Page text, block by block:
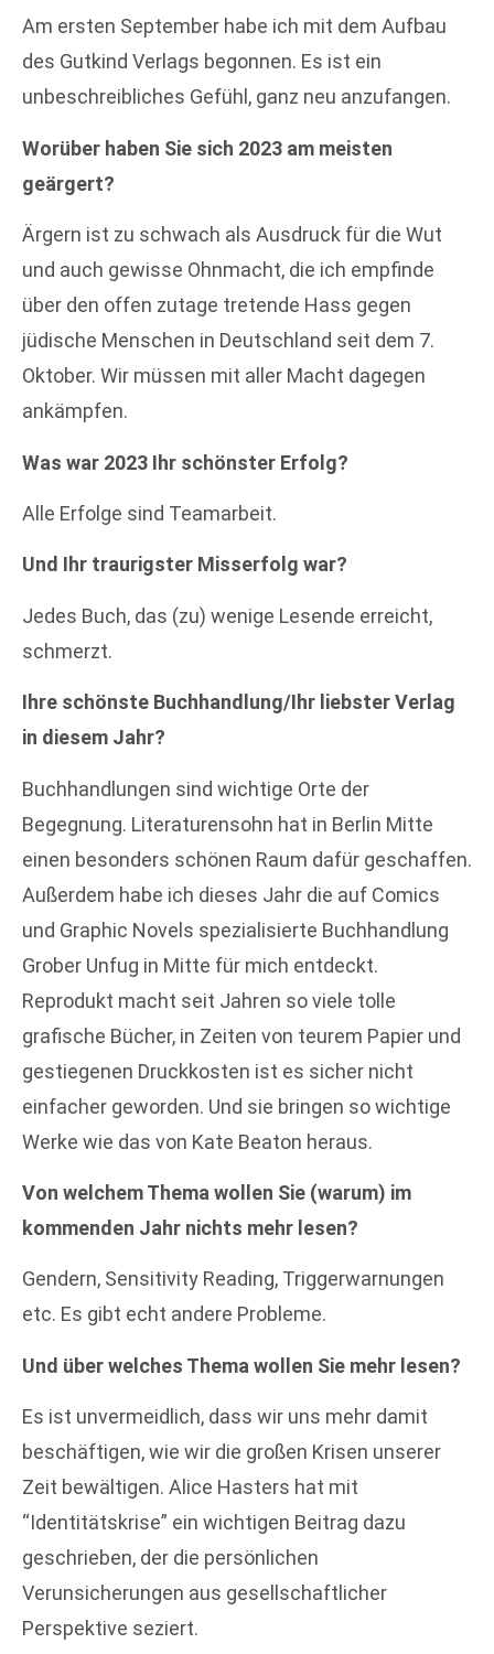
Am ersten September habe ich mit dem Aufbau
des Gutkind Verlags begonnen. Es ist ein
unbeschreibliches Gefühl, ganz neu anzufangen.
Worüber haben Sie sich 2023 am meisten
geärgert?
Ärgern ist zu schwach als Ausdruck für die Wut
und auch gewisse Ohnmacht, die ich empfinde
über den offen zutage tretende Hass gegen
jüdische Menschen in Deutschland seit dem 7.
Oktober. Wir müssen mit aller Macht dagegen
ankämpfen.
Was war 2023 Ihr schönster Erfolg?
Alle Erfolge sind Teamarbeit.
Und Ihr traurigster Misserfolg war?
Jedes Buch, das (zu) wenige Lesende erreicht,
schmerzt.
Ihre schönste Buchhandlung/Ihr liebster Verlag
in diesem Jahr?
Buchhandlungen sind wichtige Orte der
Begegnung. Literaturensohn hat in Berlin Mitte
einen besonders schönen Raum dafür geschaffen.
Außerdem habe ich dieses Jahr die auf Comics
und Graphic Novels spezialisierte Buchhandlung
Grober Unfug in Mitte für mich entdeckt.
Reprodukt macht seit Jahren so viele tolle
grafische Bücher, in Zeiten von teurem Papier und
gestiegenen Druckkosten ist es sicher nicht
einfacher geworden. Und sie bringen so wichtige
Werke wie das von Kate Beaton heraus.
Von welchem Thema wollen Sie (warum) im
kommenden Jahr nichts mehr lesen?
Gendern, Sensitivity Reading, Triggerwarnungen
etc. Es gibt echt andere Probleme.
Und über welches Thema wollen Sie mehr lesen?
Es ist unvermeidlich, dass wir uns mehr damit
beschäftigen, wie wir die großen Krisen unserer
Zeit bewältigen. Alice Hasters hat mit
“Identitätskrise” ein wichtigen Beitrag dazu
geschrieben, der die persönlichen
Verunsicherungen aus gesellschaftlicher
Perspektive seziert.